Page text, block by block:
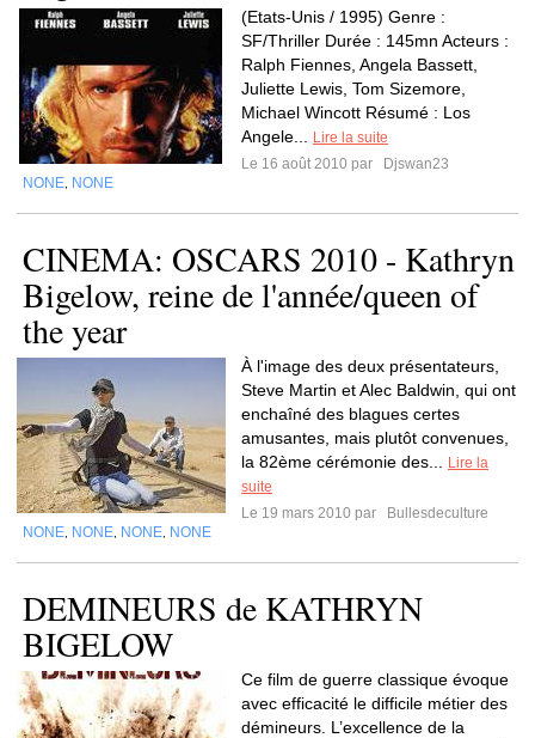
(Etats-Unis / 1995) Genre :
SF/Thriller Durée : 145mn Acteurs :
Ralph Fiennes, Angela Bassett,
Juliette Lewis, Tom Sizemore,
Michael Wincott Résumé : Los
Angele...
Lire la suite
Le 16 août 2010 par
Djswan23
NONE NONE
CINEMA: OSCARS 2010 - Kathryn
Bigelow, reine de l'année/queen of
the year
À l'image des deux présentateurs,
Steve Martin et Alec Baldwin, qui ont
enchaîné des blagues certes
amusantes, mais plutôt convenues,
la 82ème cérémonie des...
Lire la
suite
Le 19 mars 2010 par
Bullesdeculture
NONE NONE NONE NONE
DEMINEURS de KATHRYN
BIGELOW
Ce film de guerre classique évoque
avec efficacité le difficile métier des
démineurs. L’excellence de la